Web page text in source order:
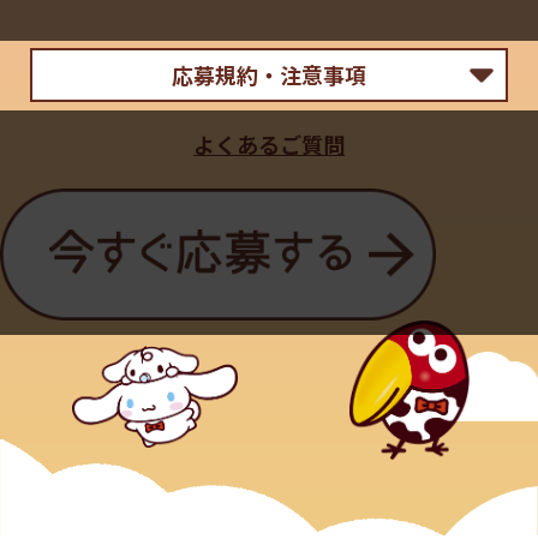
＜注意事項＞
・１回のご応募で、応募できる賞品は１種類です。
・同じレシートでのご応募は一回限りとさせていただ
・同じ種類の賞品で複数回当選はできません。
・同時期に実施されている同一の商品を対象とした他
キャンペーンと重複して当選することはできませんの
であらかじめご了承ください。
・レシートは有効期間2025年10月21日（火）～2025年
11月20日（木）購入分までのものに限らせていただき
ます。
・レシートのコピーでの応募は無効になります。
・クレジットカードをご使用の方は、レシートのカー
ド情報部分を塗りつぶしてアップロードしてくださ
い。(ご応募に使用する画像は個人情報が含まれないよ
う撮影ください。)
・賞品の転売については、固くお断りさせていただき
ます。
・本キャンペーンは、スマートフォン・タブレットか
ら応募することができます。フィーチャーフォン・一部
応募規約・注意事項
QUOカードPay 1,000円分
【当選者】
抽選で50名様
2025年10月21日(火)11:00～2025年11月20日(木) 23:59
まで
【対象者】
Ｘ（旧ツイッター）でキョロちゃん公式Ｘアカウント
（@morinaga_CB）をフォローし、キョロちゃん公式
アカウントが投稿した対象の投稿をリポストしてくだ
さった方。
※ご当選時にＸのアカウントを削除されている場合
や、フォローを外されていますと対象外となります。
よくあるご質問